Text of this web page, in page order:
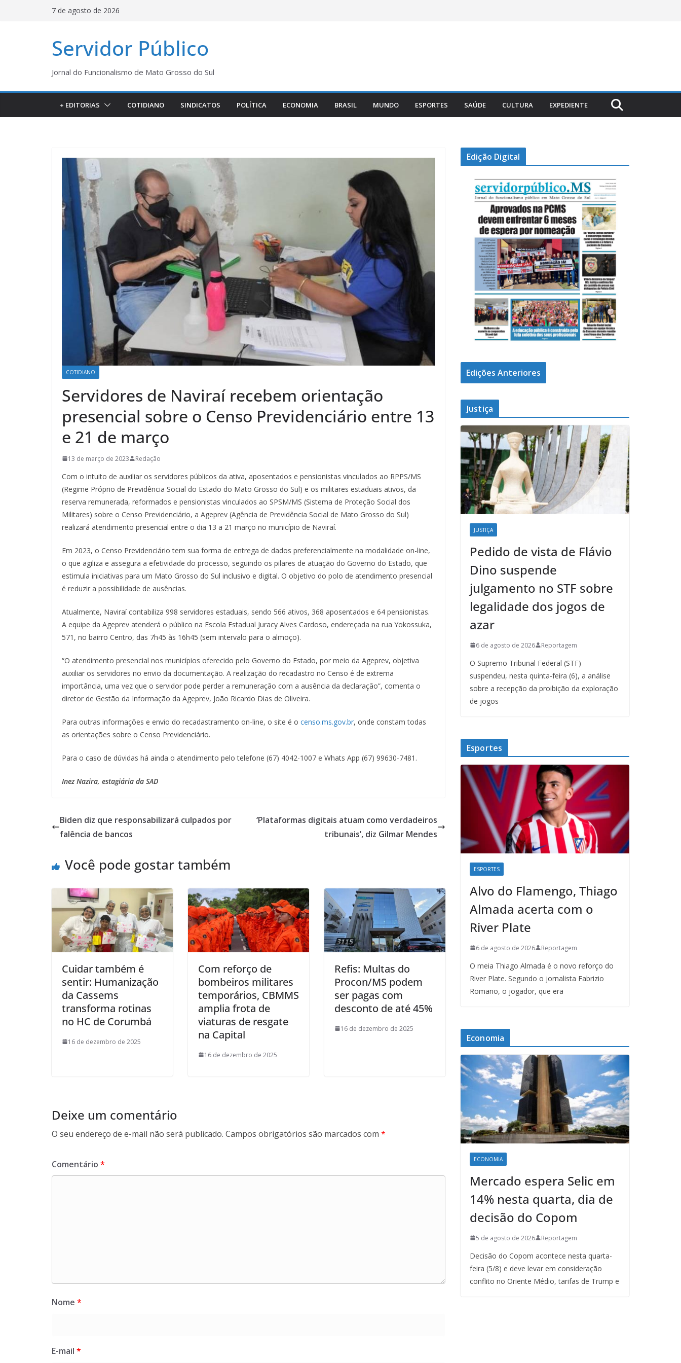
7 de agosto de 2026
Servidor Público
Jornal do Funcionalismo de Mato Grosso do Sul
+ EDITORIAS COTIDIANO SINDICATOS POLÍTICA ECONOMIA BRASIL MUNDO ESPORTES SAÚDE CULTURA EXPEDIENTE
COTIDIANO
Servidores de Naviraí recebem orientação
presencial sobre o Censo Previdenciário entre 13
e 21 de março
13 de março de 2023 Redação
Com o intuito de auxiliar os servidores públicos da ativa, aposentados e pensionistas vinculados ao RPPS/MS
(Regime Próprio de Previdência Social do Estado do Mato Grosso do Sul) e os militares estaduais ativos, da
reserva remunerada, reformados e pensionistas vinculados ao SPSM/MS (Sistema de Proteção Social dos
Militares) sobre o Censo Previdenciário, a Ageprev (Agência de Previdência Social de Mato Grosso do Sul)
realizará atendimento presencial entre o dia 13 a 21 março no município de Naviraí.
Em 2023, o Censo Previdenciário tem sua forma de entrega de dados preferencialmente na modalidade on-line,
o que agiliza e assegura a efetividade do processo, seguindo os pilares de atuação do Governo do Estado, que
estimula iniciativas para um Mato Grosso do Sul inclusivo e digital. O objetivo do polo de atendimento presencial
é reduzir a possibilidade de ausências.
Atualmente, Naviraí contabiliza 998 servidores estaduais, sendo 566 ativos, 368 aposentados e 64 pensionistas.
A equipe da Ageprev atenderá o público na Escola Estadual Juracy Alves Cardoso, endereçada na rua Yokossuka,
571, no bairro Centro, das 7h45 às 16h45 (sem intervalo para o almoço).
“O atendimento presencial nos municípios oferecido pelo Governo do Estado, por meio da Ageprev, objetiva
auxiliar os servidores no envio da documentação. A realização do recadastro no Censo é de extrema
importância, uma vez que o servidor pode perder a remuneração com a ausência da declaração”, comenta o
diretor de Gestão da Informação da Ageprev, João Ricardo Dias de Oliveira.
Para outras informações e envio do recadastramento on-line, o site é o censo.ms.gov.br, onde constam todas
as orientações sobre o Censo Previdenciário.
Para o caso de dúvidas há ainda o atendimento pelo telefone (67) 4042-1007 e Whats App (67) 99630-7481.
Inez Nazira, estagiária da SAD
Biden diz que responsabilizará culpados por
falência de bancos
‘Plataformas digitais atuam como verdadeiros
tribunais’, diz Gilmar Mendes
Você pode gostar também
Cuidar também é
sentir: Humanização
da Cassems
transforma rotinas
no HC de Corumbá
16 de dezembro de 2025
Com reforço de
bombeiros militares
temporários, CBMMS
amplia frota de
viaturas de resgate
na Capital
16 de dezembro de 2025
Refis: Multas do
Procon/MS podem
ser pagas com
desconto de até 45%
16 de dezembro de 2025
Deixe um comentário
O seu endereço de e-mail não será publicado. Campos obrigatórios são marcados com *
Comentário *
Nome *
E-mail *
Edição Digital
Edições Anteriores
Justiça
JUSTIÇA
Pedido de vista de Flávio
Dino suspende
julgamento no STF sobre
legalidade dos jogos de
azar
6 de agosto de 2026 Reportagem
O Supremo Tribunal Federal (STF)
suspendeu, nesta quinta-feira (6), a análise
sobre a recepção da proibição da exploração
de jogos
Esportes
ESPORTES
Alvo do Flamengo, Thiago
Almada acerta com o
River Plate
6 de agosto de 2026 Reportagem
O meia Thiago Almada é o novo reforço do
River Plate. Segundo o jornalista Fabrizio
Romano, o jogador, que era
Economia
ECONOMIA
Mercado espera Selic em
14% nesta quarta, dia de
decisão do Copom
5 de agosto de 2026 Reportagem
Decisão do Copom acontece nesta quarta-
feira (5/8) e deve levar em consideração
conflito no Oriente Médio, tarifas de Trump e